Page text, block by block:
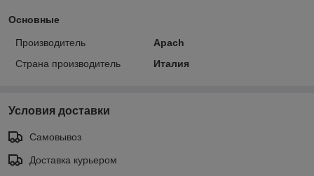
Основные
Производитель
Apach
Страна производитель
Италия
Условия доставки
Самовывоз
Доставка курьером